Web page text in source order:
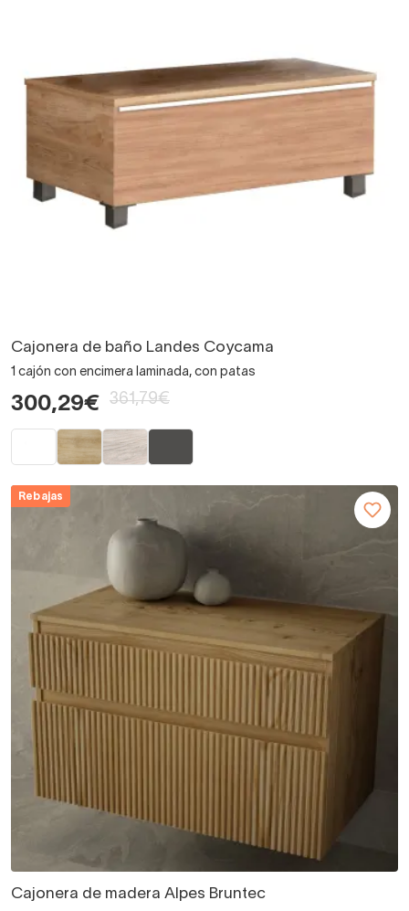
Cajonera de baño Landes Coycama
1 cajón con encimera laminada, con patas
300,29€ 361,79€
Rebajas
Cajonera de madera Alpes Bruntec